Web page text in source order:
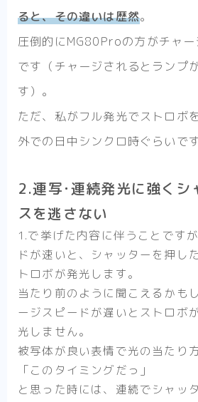
ると、その違いは歴然。
圧倒的にMG80Proの方がチャ
です（チャージされるとランプ
す）。
ただ、私がフル発光でストロボ
外での日中シンクロ時ぐらいで
2.連写･連続発光に強くシ
スを逃さない
1.で挙げた内容に伴うことですが
ドが速いと、シャッターを押し
トロボが発光 します。
当たり前のように聞こえるかも
ージスピードが遅いとストロボ
光しません。
被写体が良い表情で光の当たり
「このタイミングだっ」
と思った時には、連続でシャッ